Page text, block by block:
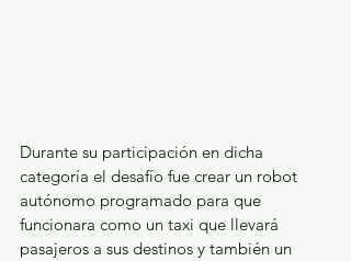
Durante su participación en dicha
categoría el desafío fue crear un robot
autónomo programado para que
funcionara como un taxi que llevará
pasajeros a sus destinos y también un